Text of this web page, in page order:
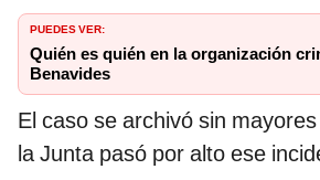
PUEDES VER:
Quién es quién en la organización
Benavides
El caso se archivó sin
la Junta pasó por alto ese